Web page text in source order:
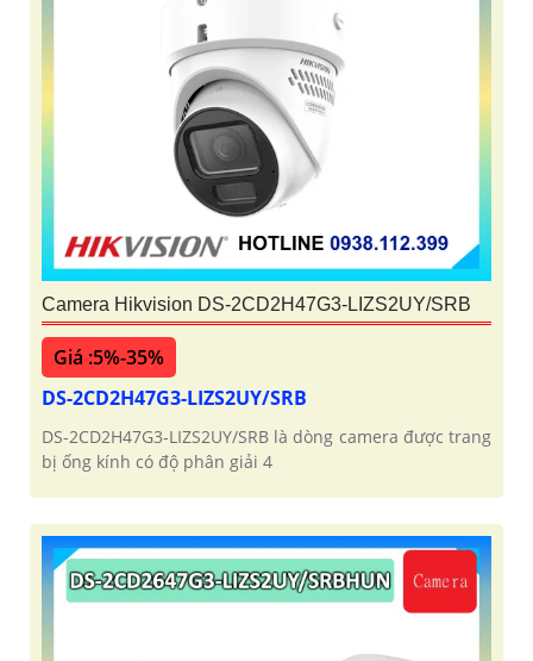
Camera Hikvision DS-2CD2H47G3-LIZS2UY/SRB
Giá :5%-35%
DS-2CD2H47G3-LIZS2UY/SRB
DS-2CD2H47G3-LIZS2UY/SRB là dòng camera được trang
bị ống kính có độ phân giải 4